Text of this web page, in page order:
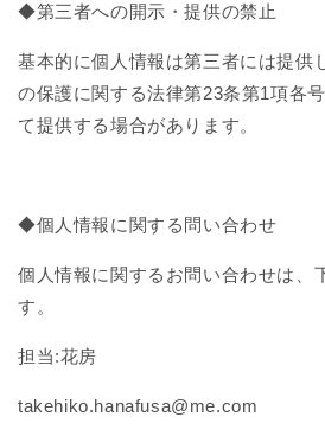
◆第三者への開示・提供の禁止
基本的に個人情報は第三者には提供
の保護に関する法律第23条第1項各
て提供する場合があります。
◆個人情報に関する問い合わせ
個人情報に関するお問い合わせは、
す。
担当:花房
takehiko.hanafusa@me.com